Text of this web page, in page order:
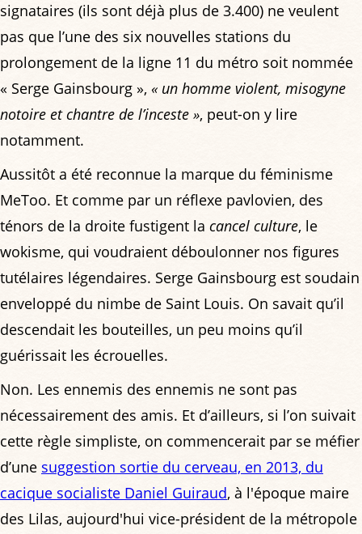
signataires (ils sont déjà plus de 3.400) ne veulent
pas que l’une des six nouvelles stations du
prolongement de la ligne 11 du métro soit nommée
« Serge Gainsbourg », « un homme violent, misogyne
notoire et chantre de l’inceste », peut-on y lire
notamment.
Aussitôt a été reconnue la marque du féminisme
MeToo. Et comme par un réflexe pavlovien, des
ténors de la droite fustigent la cancel culture, le
wokisme, qui voudraient déboulonner nos figures
tutélaires légendaires. Serge Gainsbourg est soudain
enveloppé du nimbe de Saint Louis. On savait qu’il
descendait les bouteilles, un peu moins qu’il
guérissait les écrouelles.
Non. Les ennemis des ennemis ne sont pas
nécessairement des amis. Et d’ailleurs, si l’on suivait
cette règle simpliste, on commencerait par se méfier
d’une suggestion sortie du cerveau, en 2013, du
cacique socialiste Daniel Guiraud, à l'époque maire
des Lilas, aujourd'hui vice-président de la métropole